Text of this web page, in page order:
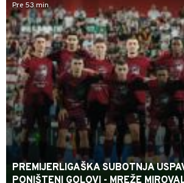
Pre 53 min
PREMIJERLIGAŠKA SUBOTNJA